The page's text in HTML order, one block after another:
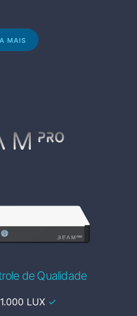
MAIS
de Qualidade
LUX ✓